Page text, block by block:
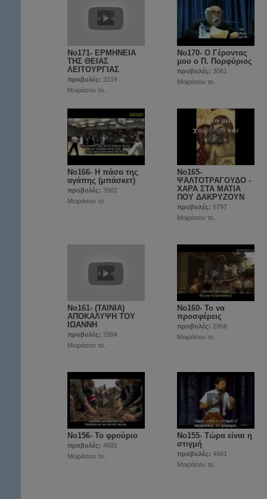
No171- ΕΡΜΗΝΕΙΑ
ΤΗΣ ΘΕΙΑΣ
ΛΕΙΤΟΥΡΓΙΑΣ
προβολές: 3219
Μοιράσου το..
Νο170- Ο Γέροντας
μου ο Π. Πορφύριος
προβολές: 3061
Μοιράσου το..
Νο166- Η πάσα της
αγάπης (μπάσκετ)
προβολές: 3901
Μοιράσου το..
Νο165-
ΨΑΛΤΟΤΡΑΓΟΥΔΟ -
ΧΑΡΑ ΣΤΑ ΜΑΤΙΑ
ΠΟΥ ΔΑΚΡΥΖΟΥΝ
προβολές: 6797
Μοιράσου το..
No161- (TAINIA)
ΑΠΟΚΑΛΥΨΗ ΤΟΥ
ΙΩΑΝΝΗ
προβολές: 2994
Μοιράσου το..
No160- Το να
προσφέρεις
προβολές: 2966
Μοιράσου το..
No156- Το φρούριο
προβολές: 4681
Μοιράσου το..
Νο155- Τώρα είναι η
στιγμή
προβολές: 4661
Μοιράσου το..